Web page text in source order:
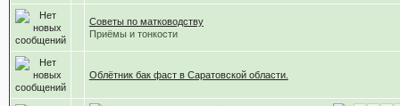
Советы по матководству
Приёмы и тонкости
Облётник бак фаст в Саратовской области.